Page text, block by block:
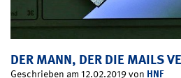
DER MANN, DER DIE MAILS
Geschrieben am 12.02.2019 von HNF